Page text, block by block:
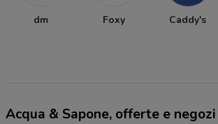
dm Foxy Caddy's
Acqua & Sapone, offerte e negozi